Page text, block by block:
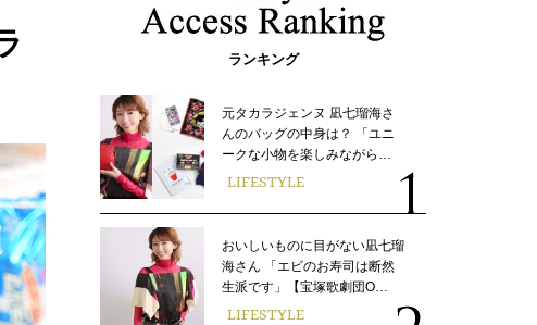
ランキング
元タカラジェンヌ 凪七瑠海さ
んのバッグの中身は？ 「ユニ
ークな小物を楽しみながら…
LIFESTYLE
おいしいものに目がない凪七瑠
海さん 「エビのお寿司は断然
生派です」【宝塚歌劇団O…
LIFESTYLE